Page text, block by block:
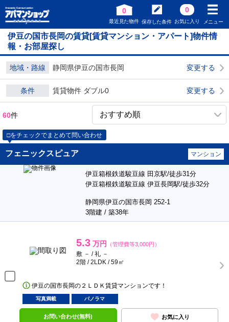
0
最近見た物件 保存した条件
0
お気に入り メニュー
伊豆の国市長岡の賃貸[賃貸マンション・アパート]物件情
報・お部屋探し
地域・路線 静岡県伊豆の国市長岡 変更する
条件 賃貸物件 ダブル0 変更する
60件
□をチェックでまとめて問い合わせ
フェニックスピュア マンション
伊豆箱根鉄道駿豆線 田京駅/徒歩31分
伊豆箱根鉄道駿豆線 伊豆長岡駅/徒歩32分
静岡県伊豆の国市長岡 252-1
3階建 / 築38年
5.3 万円 （管理費等3,000円）
敷 － / 礼 －
2階 / 2LDK / 59㎡
伊豆の国市長岡の２ＬＤＫ賃貸マンションです！
写真満載 パノラマ
お問い合わせ(無料) お気に入り